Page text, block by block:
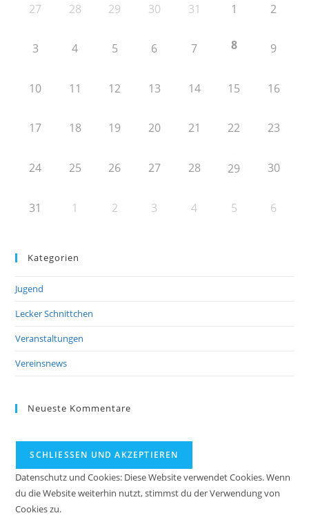
27 28 29 30 31 1 2
3 4 5 6 7 8 9
10 11 12 13 14 15 16
17 18 19 20 21 22 23
24 25 26 27 28 29 30
31 1 2 3 4 5 6
Kategorien
Jugend
Lecker Schnittchen
Veranstaltungen
Vereinsnews
Neueste Kommentare
Datenschutz und Cookies: Diese Website verwendet Cookies. Wenn
du die Website weiterhin nutzt, stimmst du der Verwendung von
Cookies zu.